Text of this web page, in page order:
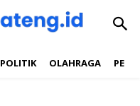
POLITIK OLAHRAGA